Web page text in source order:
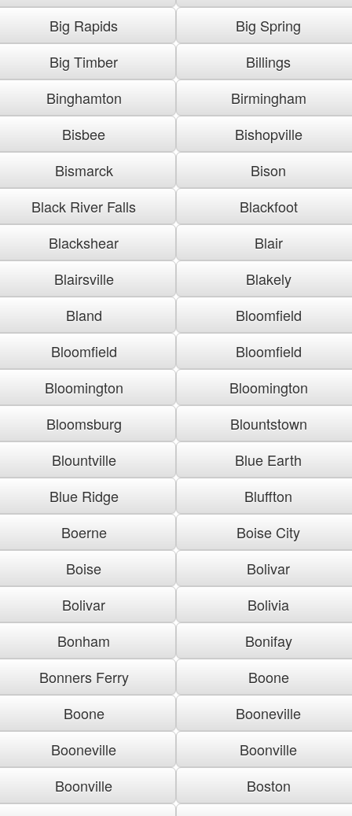
Big Rapids
Big Spring
Big Timber
Billings
Binghamton
Birmingham
Bisbee
Bishopville
Bismarck
Bison
Black River Falls
Blackfoot
Blackshear
Blair
Blairsville
Blakely
Bland
Bloomfield
Bloomfield
Bloomfield
Bloomington
Bloomington
Bloomsburg
Blountstown
Blountville
Blue Earth
Blue Ridge
Bluffton
Boerne
Boise City
Boise
Bolivar
Bolivar
Bolivia
Bonham
Bonifay
Bonners Ferry
Boone
Boone
Booneville
Booneville
Boonville
Boonville
Boston